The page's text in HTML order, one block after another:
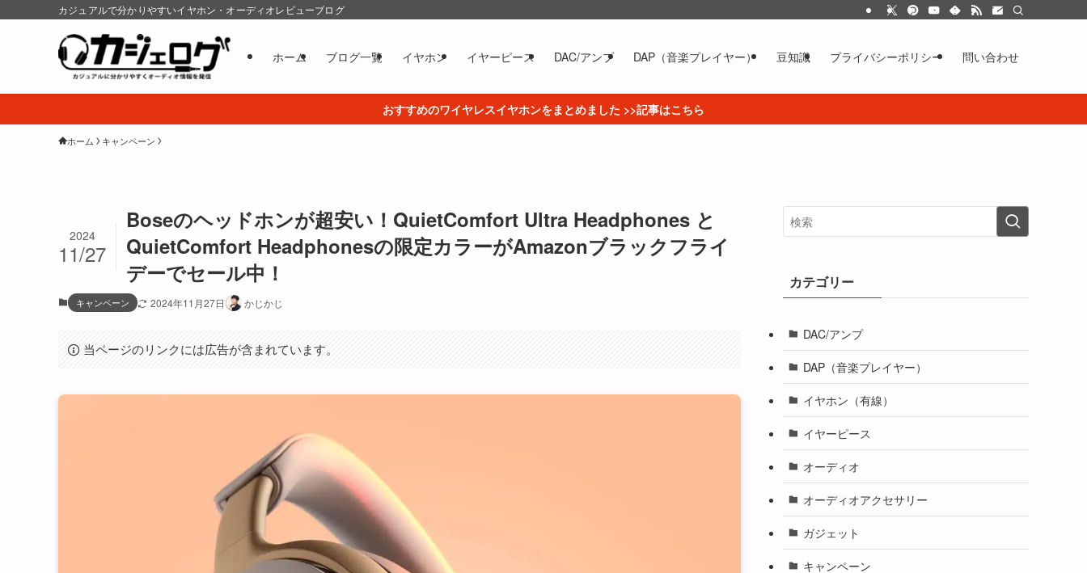
カジュアルで分かりやすいイヤホン・オーディオレビューブログ
ホーム ブログ一覧 イヤホン イヤーピース DAC/アンプ DAP（音楽プレイヤー） 豆知識 プライバシーポリシー 問い合わせ
おすすめのワイヤレスイヤホンをまとめました >>記事はこちら
ホーム キャンペーン
Boseのヘッドホンが超安い！QuietComfort Ultra Headphones と
QuietComfort Headphonesの限定カラーがAmazonブラックフライ
デーでセール中！
2024
11/27
キャンペーン 2024年11月27日 かじかじ
当ページのリンクには広告が含まれています。
カテゴリー
DAC/アンプ
DAP（音楽プレイヤー）
イヤホン（有線）
イヤーピース
オーディオ
オーディオアクセサリー
ガジェット
キャンペーン